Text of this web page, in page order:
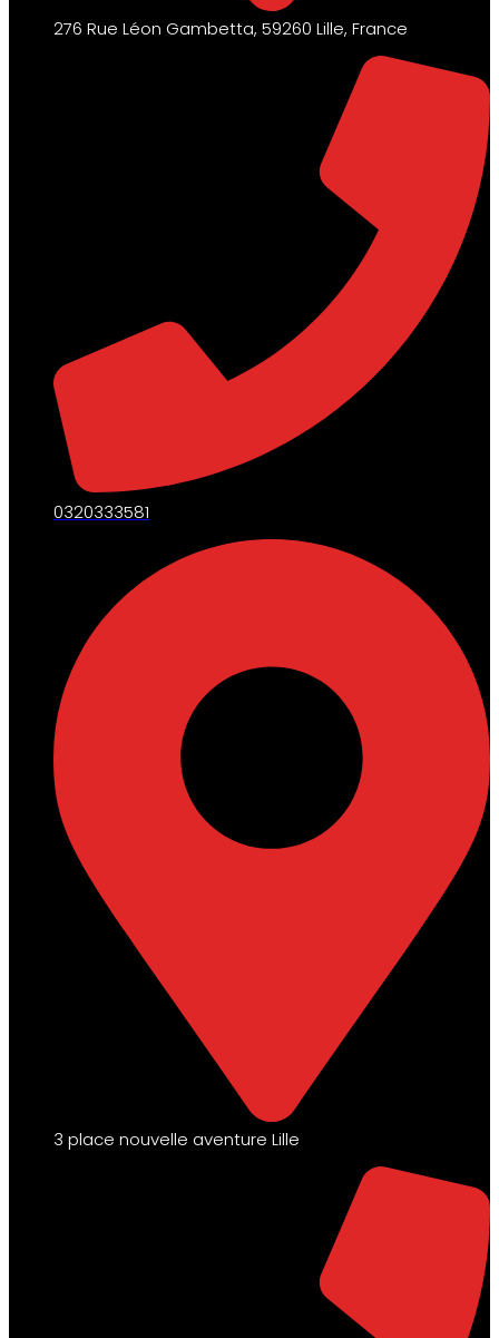
276 Rue Léon Gambetta, 59260 Lille, France
0320333581
3 place nouvelle aventure Lille